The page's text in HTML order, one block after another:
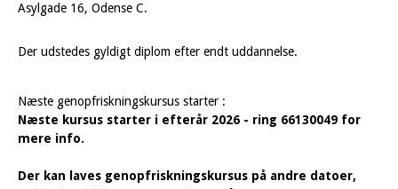
Asylgade 16, Odense C.
Der udstedes gyldigt diplom efter endt uddannelse.
Næste genopfriskningskursus starter :
Næste kursus starter i efterår 2026 - ring 66130049 for
mere info.
Der kan laves genopfriskningskursus på andre datoer,